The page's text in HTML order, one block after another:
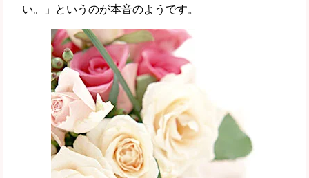
い。」というのが本音のようです。